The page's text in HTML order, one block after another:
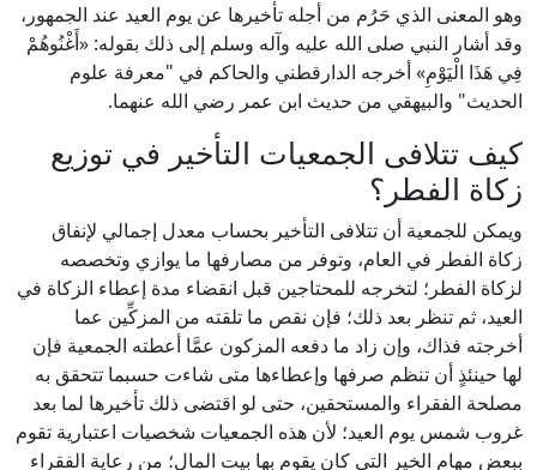
وهو المعنى الذي حَرُم من أجله تأخيرها عن يوم العيد عند الجمهور،
وقد أشار النبي صلى الله عليه وآله وسلم إلى ذلك بقوله: «أَغْنُوهُمْ
فِي هَذَا الْيَوْمِ» أخرجه الدارقطني والحاكم في "معرفة علوم
الحديث" والبيهقي من حديث ابن عمر رضي الله عنهما.
كيف تتلافى الجمعيات التأخير في توزيع
زكاة الفطر؟
ويمكن للجمعية أن تتلافى التأخير بحساب معدل إجمالي لإنفاق
زكاة الفطر في العام، وتوفر من مصارفها ما يوازي وتخصصه
لزكاة الفطر؛ لتخرجه للمحتاجين قبل انقضاء مدة إعطاء الزكاة في
العيد، ثم تنظر بعد ذلك؛ فإن نقص ما تلقته من المزكِّين عما
أخرجته فذاك، وإن زاد ما دفعه المزكون عمَّا أعطته الجمعية فإن
لها حينئذٍ أن تنظم صرفها وإعطاءها متى شاءت حسبما تتحقق به
مصلحة الفقراء والمستحقين، حتى لو اقتضى ذلك تأخيرها لما بعد
غروب شمس يوم العيد؛ لأن هذه الجمعيات شخصيات اعتبارية تقوم
ببعض مهام الخير التي كان يقوم بها بيت المال؛ من رعاية الفقراء